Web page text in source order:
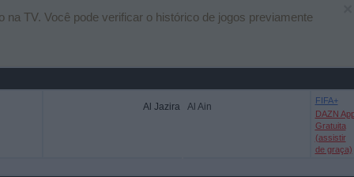
na TV. Você pode verificar o histórico de jogos previamente
Al Jazira Al Ain
FIFA+
DAZN
Gratuita
(assistir
de graça)